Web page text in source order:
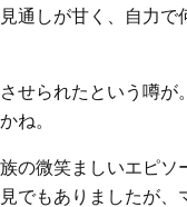
通しが甘く、自力で
られたという噂が
ね。
の微笑ましいエピソ
でもありましたが